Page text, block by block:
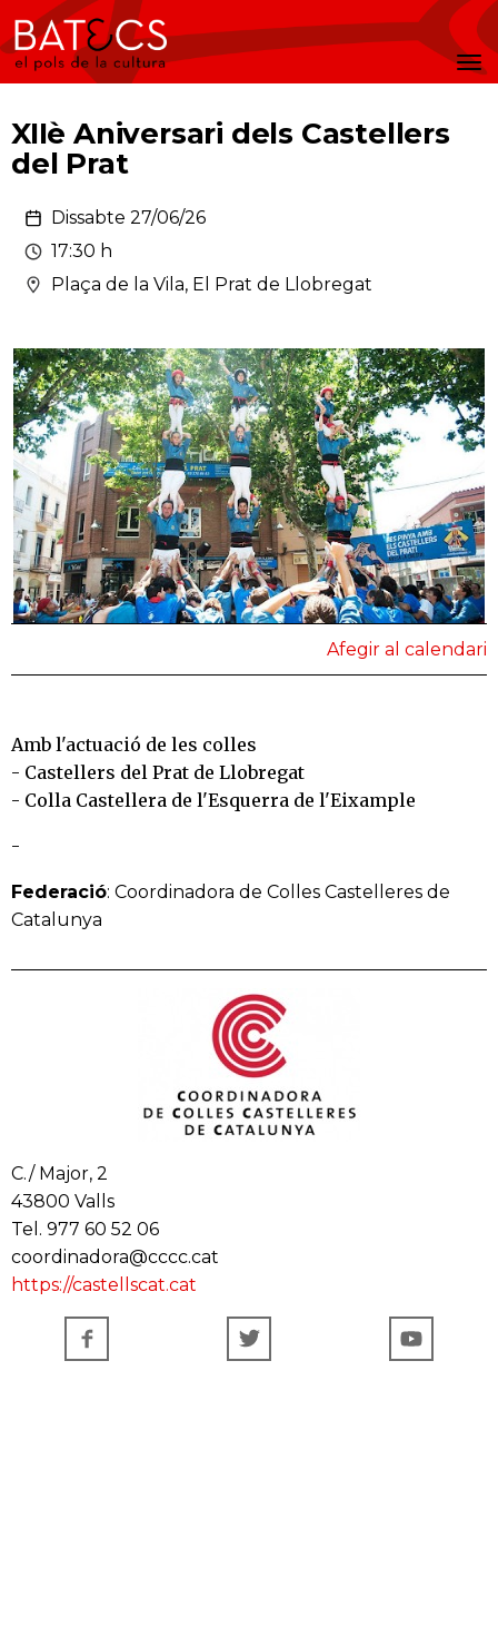
Batecs
Afegir al calendari
XIIè Aniversari dels Castellers
del Prat
Dissabte 27/06/26
17:30 h
Plaça de la Vila, El Prat de Llobregat
Amb l'actuació de les colles
- Castellers del Prat de Llobregat
- Colla Castellera de l'Esquerra de l'Eixample
-
Federació: Coordinadora de Colles Castelleres de
Catalunya
C./ Major, 2
43800 Valls
Tel. 977 60 52 06
coordinadora@cccc.cat
https://castellscat.cat